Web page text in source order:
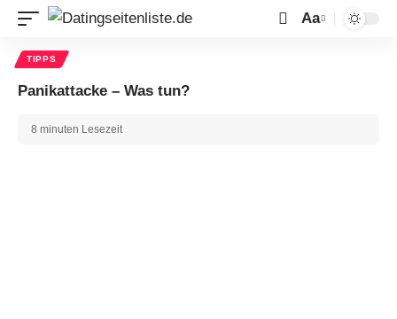
Aa
TIPPS
Panikattacke – Was tun?
8 minuten Lesezeit